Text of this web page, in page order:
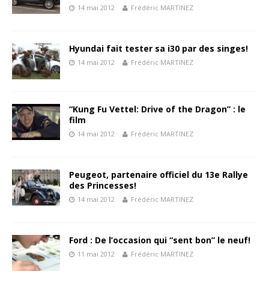
14 mai 2012 Frédéric MARTINEZ
Hyundai fait tester sa i30 par des singes!
14 mai 2012 Frédéric MARTINEZ
“Kung Fu Vettel: Drive of the Dragon” : le
film
14 mai 2012 Frédéric MARTINEZ
Peugeot, partenaire officiel du 13e Rallye
des Princesses!
14 mai 2012 Frédéric MARTINEZ
Ford : De l’occasion qui “sent bon” le neuf!
11 mai 2012 Frédéric MARTINEZ